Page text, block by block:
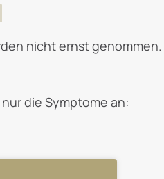
nicht ernst genommen.
die Symptome an: